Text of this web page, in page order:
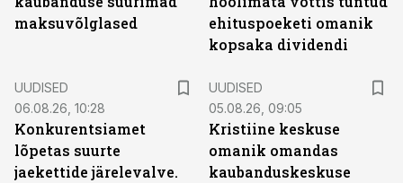
maksuvõlglased
ehituspoeketi omanik
kopsaka dividendi
UUDISED
06.08.26, 10:28
Konkurentsiamet
lõpetas suurte
jaekettide järelevalve.
UUDISED
05.08.26, 09:05
Kristiine keskuse
omanik omandas
kaubanduskeskuse